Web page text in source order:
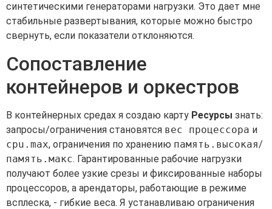
синтетическими генераторами нагрузки. Это дает мне
стабильные развертывания, которые можно быстро
свернуть, если показатели отклоняются.
Сопоставление
контейнеров и оркестров
В контейнерных средах я создаю карту Ресурсы знать:
запросы/ограничения становятся вес процессора и
cpu.max, ограничения по хранению память.высокая/
память.макс. Гарантированные рабочие нагрузки
получают более узкие срезы и фиксированные наборы
процессоров, а арендаторы, работающие в режиме
всплеска, - гибкие веса. Я устанавливаю ограничения